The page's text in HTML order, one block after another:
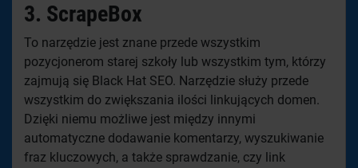
3. ScrapeBox
To narzędzie jest znane przede wszystkim
pozycjonerom starej szkoły lub wszystkim tym, którzy
zajmują się Black Hat SEO. Narzędzie służy przede
wszystkim do zwiększania ilości linkujących domen.
Dzięki niemu możliwe jest między innymi
automatyczne dodawanie komentarzy, wyszukiwanie
fraz kluczowych, a także sprawdzanie, czy link